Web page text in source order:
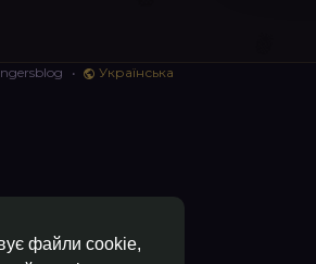
файли cookie,
• Українська